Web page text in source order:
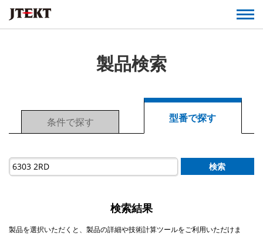
製品検索
条件で探す 型番で探す
検索
検索結果
製品を選択いただくと、製品の詳細や技術計算ツールをご利用いただけま